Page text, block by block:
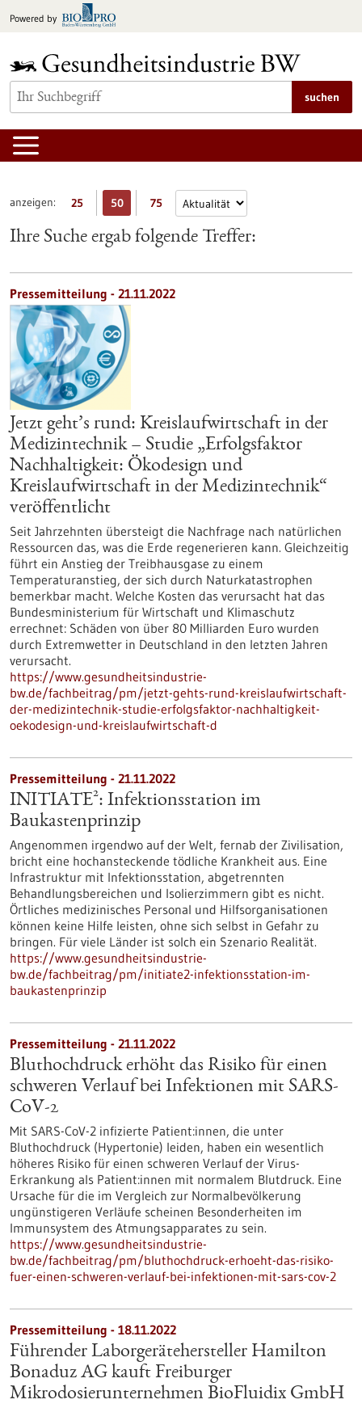
Inhalt
Powered by
suchen
anzeigen: 25 50 75
Ihre Suche ergab folgende Treffer:
Pressemitteilung - 21.11.2022
Jetzt geht’s rund: Kreislaufwirtschaft in der
Medizintechnik – Studie „Erfolgsfaktor
Nachhaltigkeit: Ökodesign und
Kreislaufwirtschaft in der Medizintechnik“
veröffentlicht
Seit Jahrzehnten übersteigt die Nachfrage nach natürlichen
Ressourcen das, was die Erde regenerieren kann. Gleichzeitig
führt ein Anstieg der Treibhausgase zu einem
Temperaturanstieg, der sich durch Naturkatastrophen
bemerkbar macht. Welche Kosten das verursacht hat das
Bundesministerium für Wirtschaft und Klimaschutz
errechnet: Schäden von über 80 Milliarden Euro wurden
durch Extremwetter in Deutschland in den letzten Jahren
verursacht.
https://www.gesundheitsindustrie-
bw.de/fachbeitrag/pm/jetzt-gehts-rund-kreislaufwirtschaft-
der-medizintechnik-studie-erfolgsfaktor-nachhaltigkeit-
oekodesign-und-kreislaufwirtschaft-d
Pressemitteilung - 21.11.2022
INITIATE²: Infektionsstation im
Baukastenprinzip
Angenommen irgendwo auf der Welt, fernab der Zivilisation,
bricht eine hochansteckende tödliche Krankheit aus. Eine
Infrastruktur mit Infektionsstation, abgetrennten
Behandlungsbereichen und Isolierzimmern gibt es nicht.
Örtliches medizinisches Personal und Hilfsorganisationen
können keine Hilfe leisten, ohne sich selbst in Gefahr zu
bringen. Für viele Länder ist solch ein Szenario Realität.
https://www.gesundheitsindustrie-
bw.de/fachbeitrag/pm/initiate2-infektionsstation-im-
baukastenprinzip
Pressemitteilung - 21.11.2022
Bluthochdruck erhöht das Risiko für einen
schweren Verlauf bei Infektionen mit SARS-
CoV-2
Mit SARS-CoV-2 infizierte Patient:innen, die unter
Bluthochdruck (Hypertonie) leiden, haben ein wesentlich
höheres Risiko für einen schweren Verlauf der Virus-
Erkrankung als Patient:innen mit normalem Blutdruck. Eine
Ursache für die im Vergleich zur Normalbevölkerung
ungünstigeren Verläufe scheinen Besonderheiten im
Immunsystem des Atmungsapparates zu sein.
https://www.gesundheitsindustrie-
bw.de/fachbeitrag/pm/bluthochdruck-erhoeht-das-risiko-
fuer-einen-schweren-verlauf-bei-infektionen-mit-sars-cov-2
Pressemitteilung - 18.11.2022
Führender Laborgerätehersteller Hamilton
Bonaduz AG kauft Freiburger
Mikrodosierunternehmen BioFluidix GmbH